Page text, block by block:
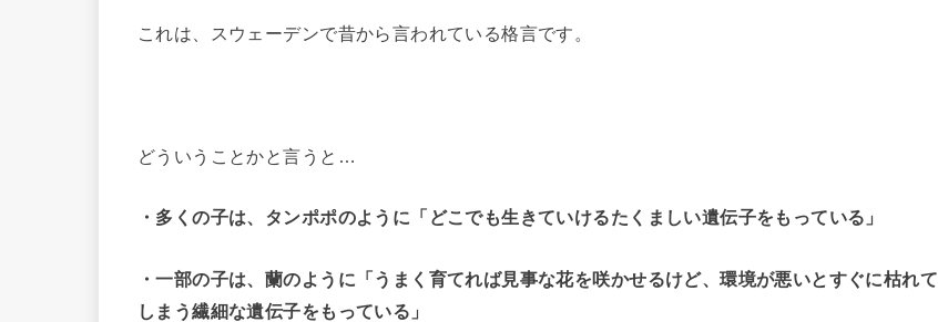
これは、スウェーデンで昔から言われている格言です。
どういうことかと言うと…
・多くの子は、タンポポのように「どこでも生きていけるたくましい遺伝子をもっている」
・一部の子は、蘭のように「うまく育てれば見事な花を咲かせるけど、環境が悪いとすぐに枯れて
しまう繊細な遺伝子をもっている」